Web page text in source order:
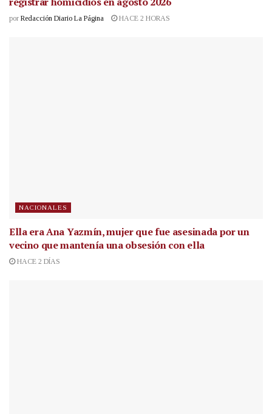
por Redacción Diario La Página HACE 2 HORAS
NACIONALES
Ella era Ana Yazmín, mujer que fue asesinada por un
vecino que mantenía una obsesión con ella
HACE 2 DÍAS